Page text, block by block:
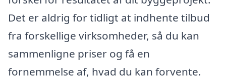
Det er aldrig for tidligt at indhente tilbud
fra forskellige virksomheder, så du kan
sammenligne priser og få en
fornemmelse af, hvad du kan forvente.